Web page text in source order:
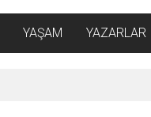
YAŞAM YAZARLAR